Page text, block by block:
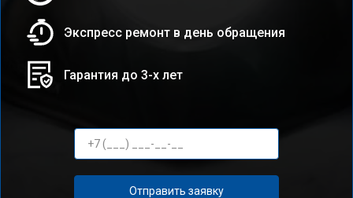
Экспресс ремонт в день обращения
Гарантия до 3-х лет
Отправить заявку